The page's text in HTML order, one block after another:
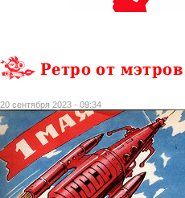
Ретро от мэтров
20 сентября 2023 - 09:34